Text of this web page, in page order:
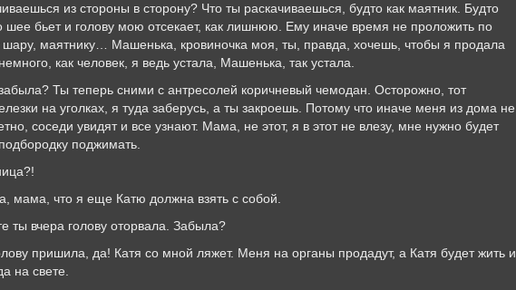
из стороны в сторону? Что ты раскачиваешься, будто как маятник. Будто
шее бьет и голову мою отсекает, как лишнюю. Ему иначе время не проложить по
маятнику… Машенька, кровиночка моя, ты, правда, хочешь, чтобы я продала
как человек, я ведь устала, Машенька, так устала.
Ты теперь сними с антресолей коричневый чемодан. Осторожно, тот
на уголках, я туда заберусь, а ты закроешь. Потому что иначе меня из дома не
соседи увидят и все узнают. Мама, не этот, я в этот не влезу, мне нужно будет
поджимать.
мама, что я еще Катю должна взять с собой.
ты вчера голову оторвала. Забыла?
пришила, да! Катя со мной ляжет. Меня на органы продадут, а Катя будет жить и
на свете.